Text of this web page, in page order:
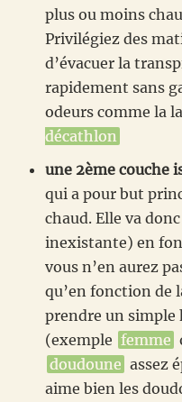
plus ou moins
Privilégiez des
d’évacuer la
rapidement sans
odeurs comme la
décathlon
une 2ème couche
qui a pour but
chaud. Elle va
inexistante) en
vous n’en aurez
qu’en fonction de
prendre un simple
(exemple femme
doudoune assez
aime bien les